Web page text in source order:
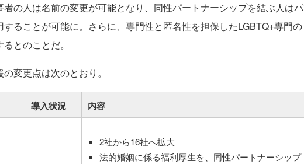
者の人は名前の変更が可能となり、同性パートナーシップを結ぶ人はパ
することが可能に。さらに、専門性と匿名性を担保したLGBTQ+専門の
とのことだ。
変更点は次のとおり。
導入状況 内容
2社から16社へ拡大
法的婚姻に係る福利厚生を、同性パートナーシップ